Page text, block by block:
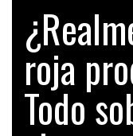
TECH
VIDEOS
EL
roja
Todo